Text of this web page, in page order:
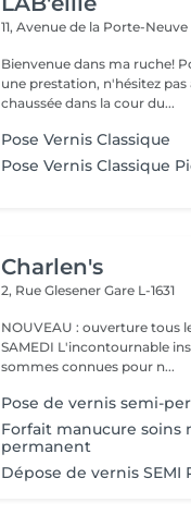
11, Avenue de la Porte-Neuve
Bienvenue dans ma ruche!
une prestation, n'hésitez pas à me
chaussée dans la cour du...
Pose Vernis Classique
Pose Vernis Classique
Charlen's
2, Rue GlesenerGare L-1631
NOUVEAU : ouverture tous
SAMEDI L'incontournable institut de beauté à Luxembourg. Nous
sommes connues pour n...
Pose de vernis semi-
Forfait manucure soins
permanent
Dépose de vernis SEMI